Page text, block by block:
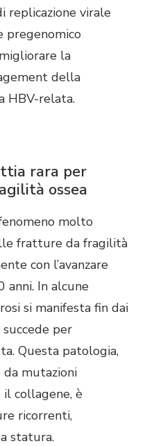
replicazione virale
pregenomico
la
della
HBV-relata.
rara per
ossea
molto
fratture da fragilità
con l’avanzare
anni. In alcune
si manifesta fin dai
per
Questa patologia,
mutazioni
collagene, è
ricorrenti,
statura.